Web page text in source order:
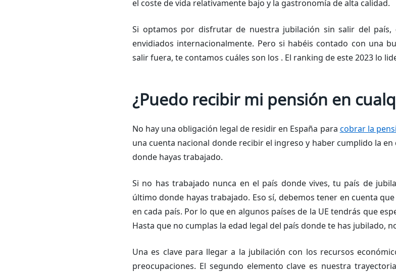
el coste de vida relativamente bajo y la gastronomía de alta calidad.
Si optamos por disfrutar de nuestra jubilación sin salir del
envidiados internacionalmente. Pero si habéis contado con una
salir fuera, te contamos cuáles son los . El ranking de este 2023 lo
¿Puedo recibir mi pensión en
No hay una obligación legal de residir en España para cobrar la
una cuenta nacional donde recibir el ingreso y haber cumplido la
donde hayas trabajado.
Si no has trabajado nunca en el país donde vives, tu país de
último donde hayas trabajado. Eso sí, debemos tener en cuenta
en cada país. Por lo que en algunos países de la UE tendrás que
Hasta que no cumplas la edad legal del país donde te has jubilado,
Una es clave para llegar a la jubilación con los recursos
preocupaciones. El segundo elemento clave es nuestra